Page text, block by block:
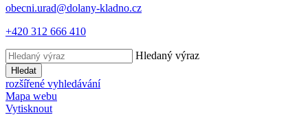
obecni.urad@dolany-kladno.cz
+420 312 666 410
Hledaný výraz
Hledat
rozšířené vyhledávání
Mapa webu
Vytisknout